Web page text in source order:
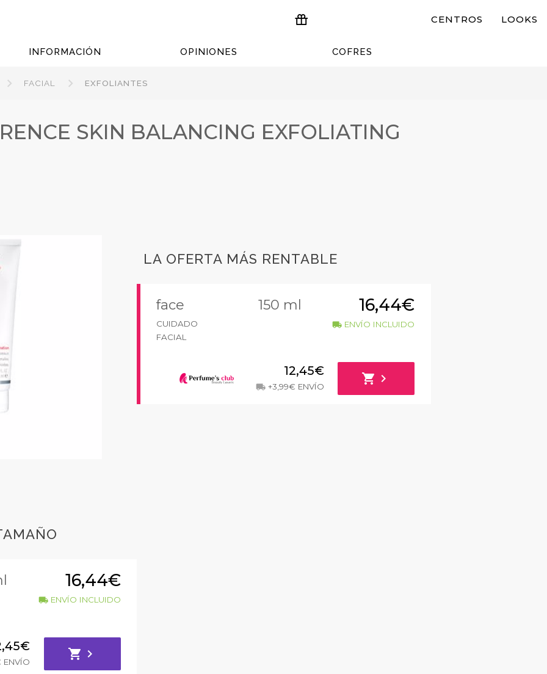
ESTUCHES Y REGALOS
CENTROS LOOKS
INFORMACIÓN OPINIONES COFRES
FACIAL EXFOLIANTES
SKIN BALANCING EXFOLIATING
LA OFERTA MÁS RENTABLE
face
CUIDADO
FACIAL
150 ml 16,44€
local_shipping ENVÍO INCLUIDO
12,45€
local_shipping+3,99€ ENVÍO
shopping_cart chevron_right
16,44€
local_shippingENVÍO INCLUIDO
ENVÍO
shopping_cart chevron_right